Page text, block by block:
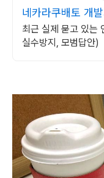
네카라쿠배토 개
최근 실제 묻고 있는
실수방지, 모범답안)